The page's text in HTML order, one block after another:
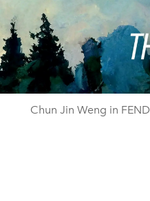
Chun Jin Weng in